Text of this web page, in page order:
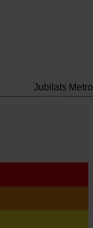
Jubilats Metro